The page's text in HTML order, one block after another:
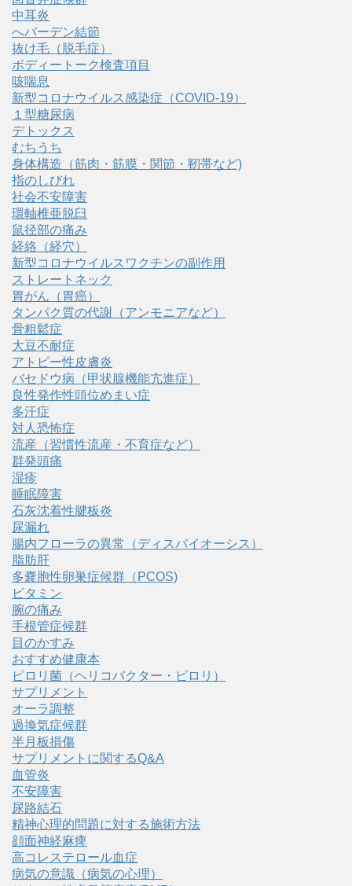
中耳炎
へバーデン結節
抜け毛（脱毛症）
ボディートーク検査項目
咳喘息
新型コロナウイルス感染症（COVID‑19）
１型糖尿病
デトックス
むちうち
身体構造（筋肉・筋膜・関節・靭帯など)
指のしびれ
社会不安障害
環軸椎亜脱臼
鼠径部の痛み
経絡（経穴）
新型コロナウイルスワクチンの副作用
ストレートネック
胃がん（胃癌）
タンパク質の代謝（アンモニアなど）
骨粗鬆症
大豆不耐症
アトピー性皮膚炎
バセドウ病（甲状腺機能亢進症）
良性発作性頭位めまい症
多汗症
対人恐怖症
流産（習慣性流産・不育症など）
群発頭痛
湿疹
睡眠障害
石灰沈着性腱板炎
尿漏れ
腸内フローラの異常（ディスバイオーシス）
脂肪肝
多嚢胞性卵巣症候群（PCOS)
ビタミン
腕の痛み
手根管症候群
目のかすみ
おすすめ健康本
ピロリ菌（ヘリコバクター・ピロリ）
サプリメント
オーラ調整
過換気症候群
半月板損傷
サプリメントに関するQ&A
血管炎
不安障害
尿路結石
精神心理的問題に対する施術方法
顔面神経麻痺
高コレステロール血症
病気の意識（病気の心理）